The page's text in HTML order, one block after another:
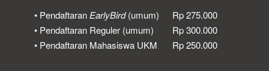
• PendaftaranEarlyBird(umum)
Rp 275.000
• Pendaftaran Reguler (umum)
Rp 300.000
• Pendaftaran Mahasiswa UKM
Rp 250.000